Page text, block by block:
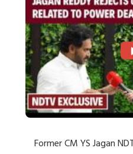
Former CM YS Jagan